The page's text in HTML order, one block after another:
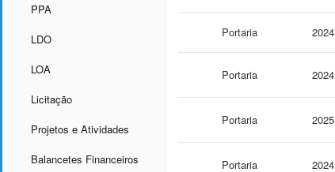
PPA
LDO
LOA
Licitação
Projetos e Atividades
Balancetes Financeiros
Portaria 2024
Portaria 2024
Portaria 2025
Portaria 2024